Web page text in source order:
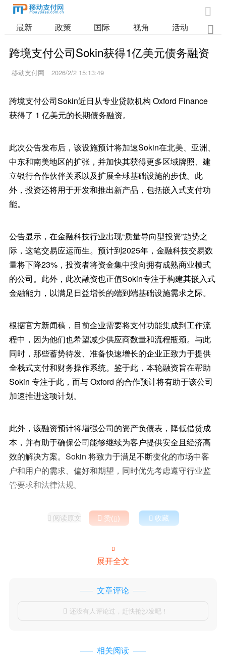

最新 政策 国际 视角 活动 业

跨境支付公司Sokin获得1亿美元债务融资
移动支付网 2026/2/2 15:13:49
跨境支付公司Sokin近日从专业贷款机构 Oxford Finance
获得了 1 亿美元的长期债务融资。
此次公告发布后，该设施预计将加速Sokin在北美、亚洲、
中东和南美地区的扩张，并加快其获得更多区域牌照、建
立银行合作伙伴关系以及扩展全球基础设施的步伐。此
外，投资还将用于开发和推出新产品，包括嵌入式支付功
能。
公告显示，在金融科技行业出现“质量导向型投资”趋势之
际，这笔交易应运而生。预计到2025年，金融科技交易数
量将下降23%，投资者将资金集中投向拥有成熟商业模式
的公司。此外，此次融资也正值Sokin专注于构建其嵌入式
金融能力，以满足日益增长的端到端基础设施需求之际。
根据官方新闻稿，目前企业需要将支付功能集成到工作流
程中，因为他们也希望减少供应商数量和流程瓶颈。与此
同时，那些蓄势待发、准备快速增长的企业正致力于提供
全栈式支付和财务操作系统。鉴于此，本轮融资旨在帮助
Sokin 专注于此，而与 Oxford 的合作预计将有助于该公司
加速推进这项计划。
此外，该融资预计将增强公司的资产负债表，降低借贷成
本，并有助于确保公司能够继续为客户提供安全且经济高
效的解决方案。Sokin 将致力于满足不断变化的市场中客
户和用户的需求、偏好和期望，同时优先考虑遵守行业监
管要求和法律法规。
 阅读原文  赞()  收藏

展开全文
文章评论
 还没有人评论过，赶快抢沙发吧！
相关阅读